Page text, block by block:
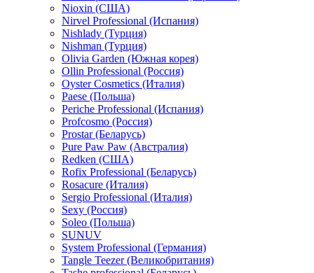
Nioxin (США)
Nirvel Professional (Испания)
Nishlady (Турция)
Nishman (Турция)
Olivia Garden (Южная корея)
Ollin Professional (Россия)
Oyster Cosmetics (Италия)
Paese (Польша)
Periche Professional (Испания)
Profcosmo (Россия)
Prostar (Беларусь)
Pure Paw Paw (Австралия)
Redken (США)
Rofix Professional (Беларусь)
Rosacure (Италия)
Sergio Professional (Италия)
Sexy (Россия)
Soleo (Польша)
SUNUV
System Professional (Германия)
Tangle Teezer (Великобритания)